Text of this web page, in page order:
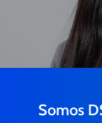
Somos